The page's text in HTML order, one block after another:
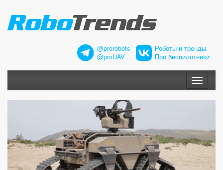
@prorobots
@proUAV
Роботы и тренды
Про беспилотники
Меню